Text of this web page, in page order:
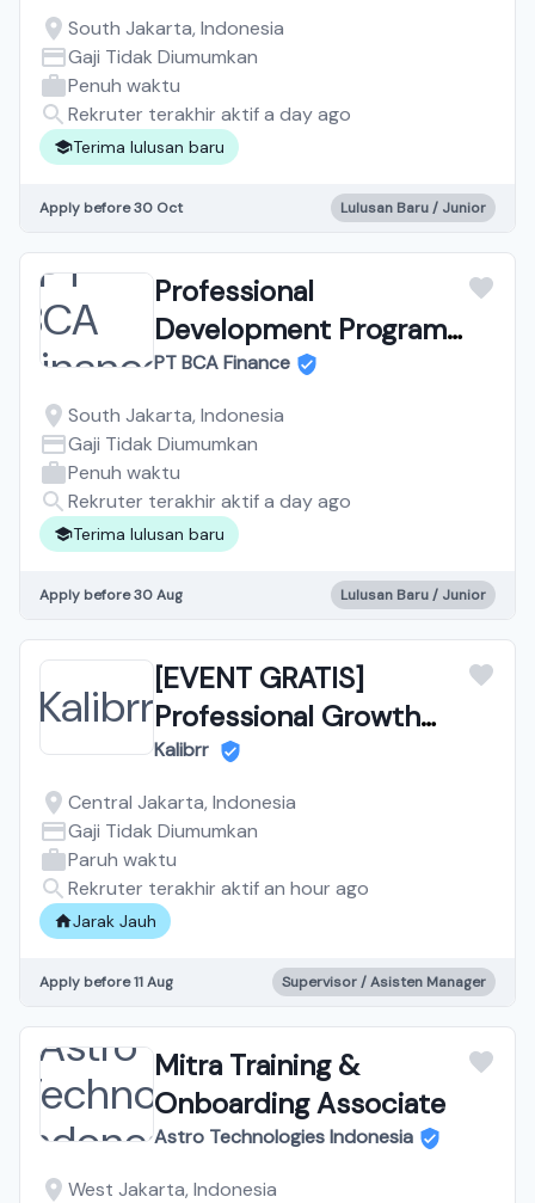
South Jakarta, Indonesia
Gaji Tidak Diumumkan
Penuh waktu
Rekruter terakhir aktif a day ago
Terima lulusan baru
Apply before 30 Oct Lulusan Baru / Junior
Professional
Development Program
Business & Strategy
PT BCA Finance
South Jakarta, Indonesia
Gaji Tidak Diumumkan
Penuh waktu
Rekruter terakhir aktif a day ago
Terima lulusan baru
Apply before 30 Aug Lulusan Baru / Junior
[EVENT GRATIS]
Professional Growth
Summit
Kalibrr
Central Jakarta, Indonesia
Gaji Tidak Diumumkan
Paruh waktu
Rekruter terakhir aktif an hour ago
Jarak Jauh
Apply before 11 Aug Supervisor / Asisten Manager
Mitra Training &
Onboarding Associate
Astro Technologies Indonesia
West Jakarta, Indonesia